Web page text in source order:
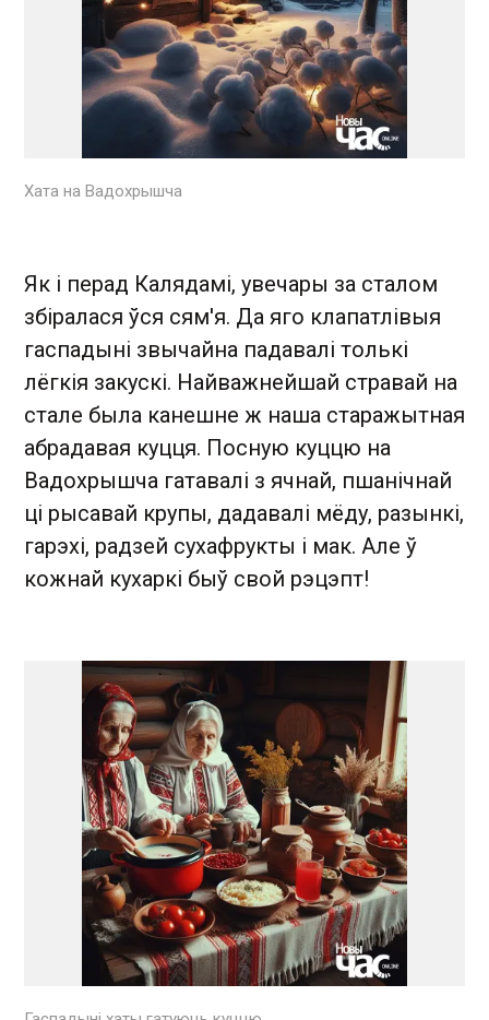
Хата на Вадохрышча
Як і перад Калядамі, увечары за сталом
збіралася ўся сям'я. Да яго клапатлівыя
гаспадыні звычайна падавалі толькі
лёгкія закускі. Найважнейшай стравай на
стале была канешне ж наша старажытная
абрадавая куцця. Посную куццю на
Вадохрышча гатавалі з ячнай, пшанічнай
ці рысавай крупы, дадавалі мёду, разынкі,
гарэхі, радзей сухафрукты і мак. Але ў
кожнай кухаркі быў свой рэцэпт!